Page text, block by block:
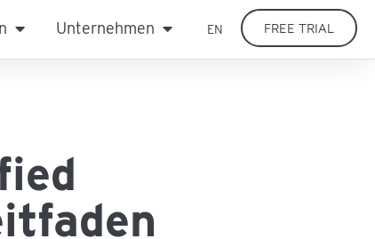
Unternehmen EN FREE TRIAL